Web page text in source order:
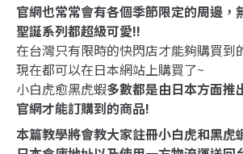
官網也常常會有各個季節限定的周邊，
聖誕系列都超級可愛!!
在台灣只有限時的快閃店才能夠購買到
現在都可以在日本網站上購買了~
小白虎愈黑虎蝦多數都是由日本方面推
官網才能訂購到的商品!
本篇教學將會教大家註冊小白虎和黑虎